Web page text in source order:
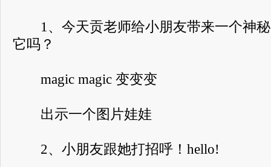
1、今天贡老师给小朋友带来一个神秘
它吗？
magic magic 变变变
出示一个图片娃娃
2、小朋友跟她打招呼！hello!